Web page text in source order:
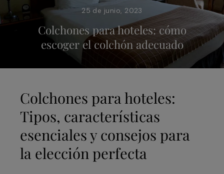
25 de junio, 2023
Colchones para hoteles: cómo
escoger el colchón adecuado
Colchones para hoteles:
Tipos, características
esenciales y consejos para
la elección perfecta